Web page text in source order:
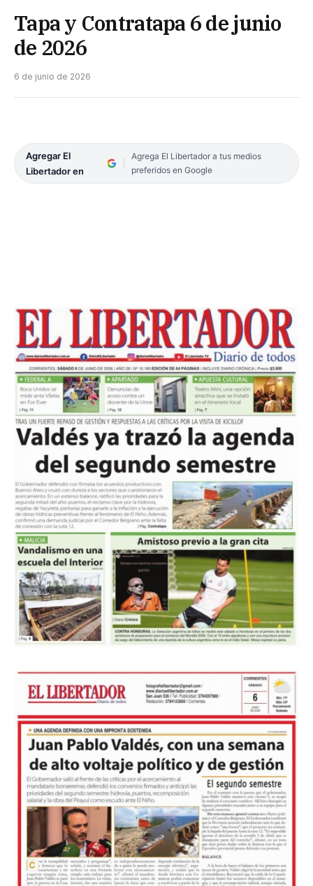
Tapa y Contratapa 6 de junio
de 2026
6 de junio de 2026
Agregar El
Libertador en
Agrega El Libertador a tus medios
preferidos en Google